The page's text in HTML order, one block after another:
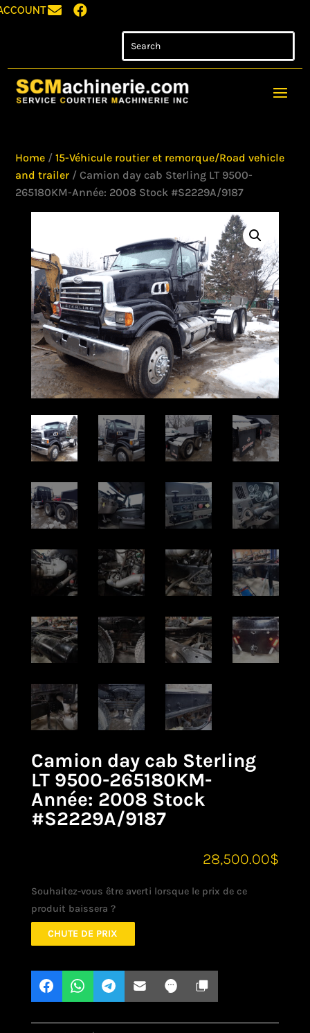
 
Home /15-Véhicule routier et remorque/Road vehicle
and trailer / Camion day cab Sterling LT 9500-
265180KM-Année: 2008 Stock #S2229A/9187
Camion day cab Sterling
LT 9500-265180KM-
Année: 2008 Stock
#S2229A/9187
28,500.00$
Souhaitez-vous être averti lorsque le prix de ce
produit baissera ?
CHUTE DE PRIX